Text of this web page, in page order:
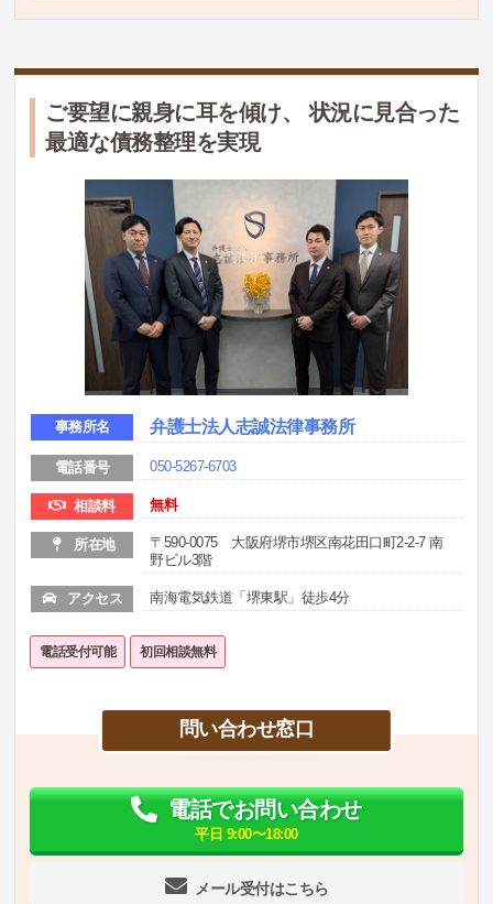
ご要望に親身に耳を傾け、 状況に見合った
最適な債務整理を実現
事務所名 弁護士法人志誠法律事務所
電話番号 050-5267-6703
相談料 無料
所在地
〒590-0075 大阪府堺市堺区南花田口町2-2-7 南
野ビル3階
アクセス 南海電気鉄道「堺東駅」徒歩4分
電話受付可能 初回相談無料
問い合わせ窓口
メール受付はこちら
電話でお問い合わせ
平日 9:00〜18:00